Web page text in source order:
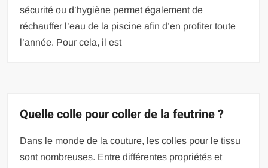
sécurité ou d’hygiène permet également de
réchauffer l’eau de la piscine afin d’en profiter toute
l’année. Pour cela, il est
Quelle colle pour coller de la feutrine ?
Dans le monde de la couture, les colles pour le tissu
sont nombreuses. Entre différentes propriétés et